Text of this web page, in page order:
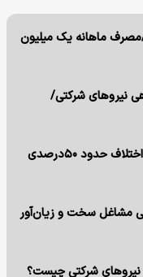
مصرف ماهانه یک میلیون
نیروهای شرکتی/
شکاف مزدی در ایستگاه کارمندان دولت/ اختلاف حدود ۵۰درصدی
مشاغل سخت و زیان‌آور
نیروهای شرکتی چیست؟